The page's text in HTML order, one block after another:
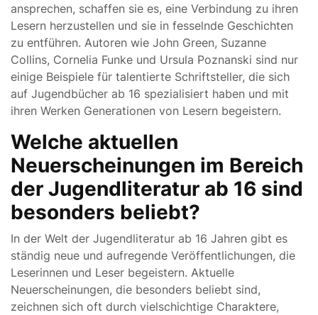
ansprechen, schaffen sie es, eine Verbindung zu ihren
Lesern herzustellen und sie in fesselnde Geschichten
zu entführen. Autoren wie John Green, Suzanne
Collins, Cornelia Funke und Ursula Poznanski sind nur
einige Beispiele für talentierte Schriftsteller, die sich
auf Jugendbücher ab 16 spezialisiert haben und mit
ihren Werken Generationen von Lesern begeistern.
Welche aktuellen
Neuerscheinungen im Bereich
der Jugendliteratur ab 16 sind
besonders beliebt?
In der Welt der Jugendliteratur ab 16 Jahren gibt es
ständig neue und aufregende Veröffentlichungen, die
Leserinnen und Leser begeistern. Aktuelle
Neuerscheinungen, die besonders beliebt sind,
zeichnen sich oft durch vielschichtige Charaktere,